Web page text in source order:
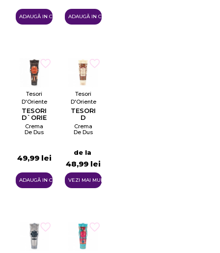
ADAUGĂ IN COŞ ADAUGĂ IN COŞ
Tesori
D'Oriente
TESORI
D`ORIENTE
250
Crema
De Dus
Si Lapte
De
Jr
49,99 lei
ADAUGĂ IN COŞ
Tesori
D'Oriente
TESORI
D
ORIENTE
BYZANTIUM
Crema
De Dus
de la
48,99 lei
VEZI MAI MULTE